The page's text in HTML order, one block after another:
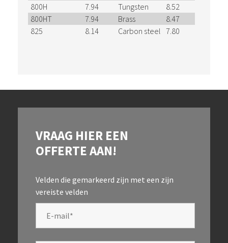
800H
7.94 Tungsten
8.52
800HT
7.94 Brass
8.47
825
8.14 Carbon steel 7.80
VRAAG HIER EEN
OFFERTE AAN!
Velden die gemarkeerd zijn met een zijn
vereiste velden